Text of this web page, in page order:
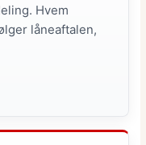
Hvem
låneaftalen,